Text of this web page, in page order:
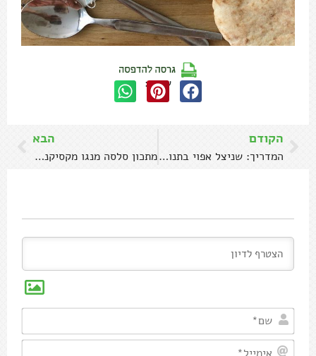
שתפו:
הקודם
המדריך: שניצל אפוי בתנור פריך במיוחד
הבא
מתכון סלסה מנגו מקסיקנית פיקנטית